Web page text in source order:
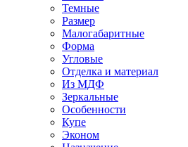
Темные
Размер
Малогабаритные
Форма
Угловые
Отделка и материал
Из МДФ
Зеркальные
Особенности
Купе
Эконом